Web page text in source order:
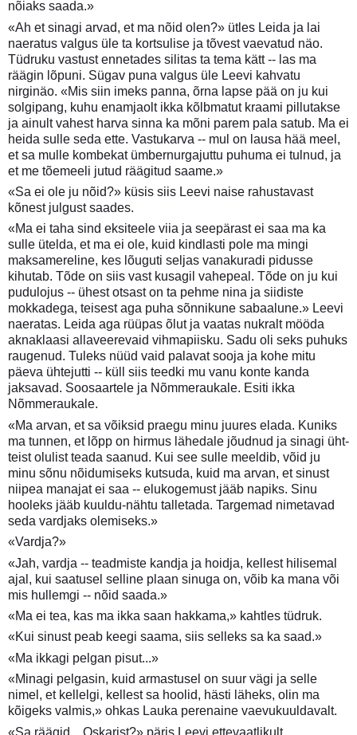
nõiaks saada.»
«Ah et sinagi arvad, et ma nõid olen?» ütles Leida ja lai
naeratus valgus üle ta kortsulise ja tõvest vaevatud näo.
Tüdruku vastust ennetades silitas ta tema kätt -- las ma
räägin lõpuni. Sügav puna valgus üle Leevi kahvatu
nirginäo. «Mis siin imeks panna, õrna lapse pää on ju kui
solgipang, kuhu enamjaolt ikka kõlbmatut kraami pillutakse
ja ainult vahest harva sinna ka mõni parem pala satub. Ma ei
heida sulle seda ette. Vastukarva -- mul on lausa hää meel,
et sa mulle kombekat ümbernurgajuttu puhuma ei tulnud, ja
et me tõemeeli jutud räägitud saame.»
«Sa ei ole ju nõid?» küsis siis Leevi naise rahustavast
kõnest julgust saades.
«Ma ei taha sind eksiteele viia ja seepärast ei saa ma ka
sulle ütelda, et ma ei ole, kuid kindlasti pole ma mingi
maksamereline, kes lõuguti seljas vanakuradi pidusse
kihutab. Tõde on siis vast kusagil vahepeal. Tõde on ju kui
pudulojus -- ühest otsast on ta pehme nina ja siidiste
mokkadega, teisest aga puha sõnnikune sabaalune.» Leevi
naeratas. Leida aga rüüpas õlut ja vaatas nukralt mööda
aknaklaasi allaveerevaid vihmapiisku. Sadu oli seks puhuks
raugenud. Tuleks nüüd vaid palavat sooja ja kohe mitu
päeva ühtejutti -- küll siis teedki mu vanu konte kanda
jaksavad. Soosaartele ja Nõmmeraukale. Esiti ikka
Nõmmeraukale.
«Ma arvan, et sa võiksid praegu minu juures elada. Kuniks
ma tunnen, et lõpp on hirmus lähedale jõudnud ja sinagi üht-
teist olulist teada saanud. Kui see sulle meeldib, võid ju
minu sõnu nõidumiseks kutsuda, kuid ma arvan, et sinust
niipea manajat ei saa -- elukogemust jääb napiks. Sinu
hooleks jääb kuuldu-nähtu talletada. Targemad nimetavad
seda vardjaks olemiseks.»
«Vardja?»
«Jah, vardja -- teadmiste kandja ja hoidja, kellest hilisemal
ajal, kui saatusel selline plaan sinuga on, võib ka mana või
mis hullemgi -- nõid saada.»
«Ma ei tea, kas ma ikka saan hakkama,» kahtles tüdruk.
«Kui sinust peab keegi saama, siis selleks sa ka saad.»
«Ma ikkagi pelgan pisut...»
«Minagi pelgasin, kuid armastusel on suur vägi ja selle
nimel, et kellelgi, kellest sa hoolid, hästi läheks, olin ma
kõigeks valmis,» ohkas Lauka perenaine vaevukuuldavalt.
«Sa räägid... Oskarist?» päris Leevi ettevaatlikult.